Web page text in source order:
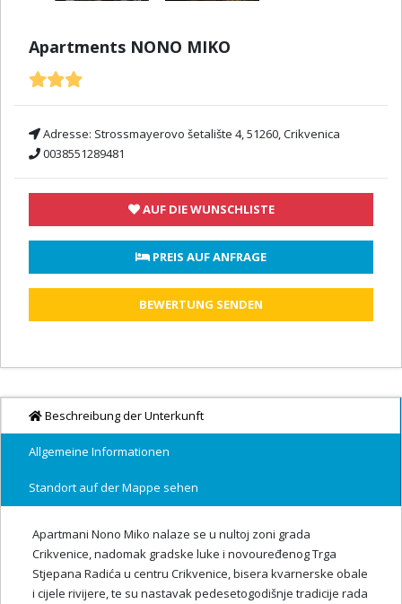
Apartments NONO MIKO
Adresse: Strossmayerovo šetalište 4, 51260, Crikvenica
0038551289481
AUF DIE WUNSCHLISTE
PREIS AUF ANFRAGE
BEWERTUNG SENDEN
Beschreibung der Unterkunft
Allgemeine Informationen
Standort auf der Mappe sehen
Apartmani Nono Miko nalaze se u nultoj zoni grada
Crikvenice, nadomak gradske luke i novouređenog Trga
Stjepana Radića u centru Crikvenice, bisera kvarnerske obale
i cijele rivijere, te su nastavak pedesetogodišnje tradicije rada